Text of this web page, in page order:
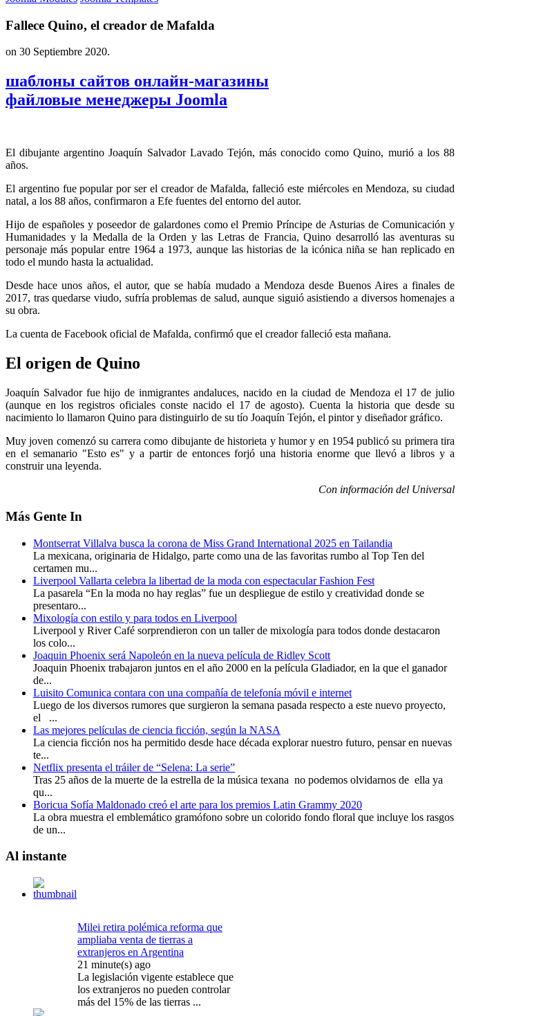
Fallece Quino, el creador de Mafalda
on 30 Septiembre 2020.
шаблоны сайтов онлайн-магазины
файловые менеджеры Joomla
El dibujante argentino Joaquín Salvador Lavado Tejón, más conocido como Quino, murió a los 88
años.
El argentino fue popular por ser el creador de Mafalda, falleció este miércoles en Mendoza, su ciudad
natal, a los 88 años, confirmaron a Efe fuentes del entorno del autor.
Hijo de españoles y poseedor de galardones como el Premio Príncipe de Asturias de Comunicación y
Humanidades y la Medalla de la Orden y las Letras de Francia, Quino desarrolló las aventuras su
personaje más popular entre 1964 a 1973, aunque las historias de la icónica niña se han replicado en
todo el mundo hasta la actualidad.
Desde hace unos años, el autor, que se había mudado a Mendoza desde Buenos Aires a finales de
2017, tras quedarse viudo, sufría problemas de salud, aunque siguió asistiendo a diversos homenajes a
su obra.
La cuenta de Facebook oficial de Mafalda, confirmó que el creador falleció esta mañana.
El origen de Quino
Joaquín Salvador fue hijo de inmigrantes andaluces, nacido en la ciudad de Mendoza el 17 de julio
(aunque en los registros oficiales conste nacido el 17 de agosto). Cuenta la historia que desde su
nacimiento lo llamaron Quino para distinguirlo de su tío Joaquín Tejón, el pintor y diseñador gráfico.
Muy joven comenzó su carrera como dibujante de historieta y humor y en 1954 publicó su primera tira
en el semanario "Esto es" y a partir de entonces forjó una historia enorme que llevó a libros y a
construir una leyenda.
Con información del Universal
Más Gente In
Montserrat Villalva busca la corona de Miss Grand International 2025 en Tailandia
La mexicana, originaria de Hidalgo, parte como una de las favoritas rumbo al Top Ten del
certamen mu...
Liverpool Vallarta celebra la libertad de la moda con espectacular Fashion Fest
La pasarela “En la moda no hay reglas” fue un despliegue de estilo y creatividad donde se
presentaro...
Mixología con estilo y para todos en Liverpool
Liverpool y River Café sorprendieron con un taller de mixología para todos donde destacaron
los colo...
Joaquin Phoenix será Napoleón en la nueva película de Ridley Scott
Joaquin Phoenix trabajaron juntos en el año 2000 en la película Gladiador, en la que el ganador
de...
Luisito Comunica contara con una compañía de telefonía móvil e internet
Luego de los diversos rumores que surgieron la semana pasada respecto a este nuevo proyecto,
el ...
Las mejores películas de ciencia ficción, según la NASA
La ciencia ficción nos ha permitido desde hace década explorar nuestro futuro, pensar en nuevas
te...
Netflix presenta el tráiler de “Selena: La serie”
Tras 25 años de la muerte de la estrella de la música texana no podemos olvidarnos de ella ya
qu...
Boricua Sofía Maldonado creó el arte para los premios Latin Grammy 2020
La obra muestra el emblemático gramófono sobre un colorido fondo floral que incluye los rasgos
de un...
Al instante
Milei retira polémica reforma que
ampliaba venta de tierras a
extranjeros en Argentina
21 minute(s) ago
La legislación vigente establece que
los extranjeros no pueden controlar
más del 15% de las tierras ...